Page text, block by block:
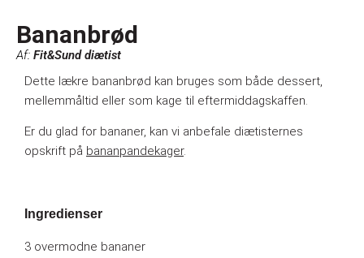
Bananbrød
Fit&Sund diætist
Dette lækre bananbrød kan bruges som både dessert,
mellemmåltid eller som kage til eftermiddagskaffen.
Er du glad for bananer, kan vi anbefale diætisternes
opskrift på bananpandekager.
Ingredienser
3 overmodne bananer